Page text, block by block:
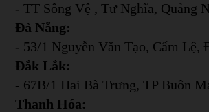
- TT Sông Vệ , Tư Nghĩa, Quảng
Đà Nẵng:
- 53/1 Nguyễn Văn Tạo, Cẩm Lệ,
Đắk Lắk:
- 67B/1 Hai Bà Trưng, TP Buôn
Thanh Hóa: